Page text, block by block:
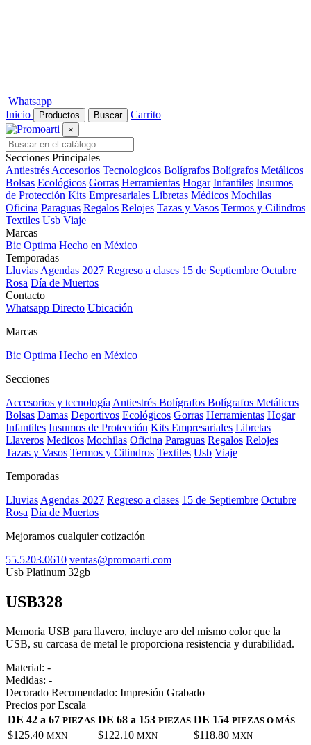
Whatsapp
Inicio
Productos Buscar Carrito
×
Secciones Principales
Antiestrés Accesorios Tecnologicos Bolígrafos Bolígrafos Metálicos
Bolsas Ecológicos Gorras Herramientas Hogar Infantiles Insumos
de Protección Kits Empresariales Libretas Médicos Mochilas
Oficina Paraguas Regalos Relojes Tazas y Vasos Termos y Cilindros
Textiles Usb Viaje
Marcas
Bic Optima Hecho en México
Temporadas
Lluvias Agendas 2027 Regreso a clases 15 de Septiembre Octubre
Rosa Día de Muertos
Contacto
Whatsapp Directo Ubicación
Marcas
Bic Optima Hecho en México
Secciones
Accesorios y tecnología Antiestrés Bolígrafos Bolígrafos Metálicos
Bolsas Damas Deportivos Ecológicos Gorras Herramientas Hogar
Infantiles Insumos de Protección Kits Empresariales Libretas
Llaveros Medicos Mochilas Oficina Paraguas Regalos Relojes
Tazas y Vasos Termos y Cilindros Textiles Usb Viaje
Temporadas
Lluvias Agendas 2027 Regreso a clases 15 de Septiembre Octubre
Rosa Día de Muertos
Mejoramos cualquier cotización
55.5203.0610 ventas@promoarti.com
Usb Platinum 32gb
USB328
Memoria USB para llavero, incluye aro del mismo color que la
USB, su carcasa de metal le proporciona resistencia y durabilidad.
Material: -
Medidas: -
Decorado Recomendado: Impresión Grabado
Precios por Escala
DE 42 a 67 PIEZAS DE 68 a 153 PIEZAS DE 154 PIEZAS O MÁS
$125.40 MXN $122.10 MXN $118.80 MXN